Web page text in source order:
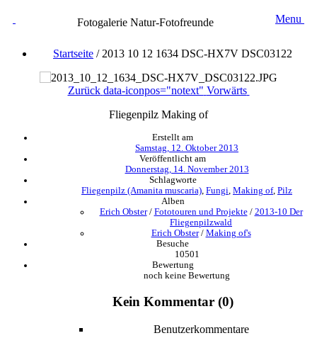
Fotogalerie Natur-Fotofreunde Menu
Startseite / 2013 10 12 1634 DSC-HX7V DSC03122
Zurück data-iconpos="notext" Vorwärts
Fliegenpilz Making of
Erstellt am
Samstag, 12. Oktober 2013
Veröffentlicht am
Donnerstag, 14. November 2013
Schlagworte
Fliegenpilz (Amanita muscaria) Fungi Making of, Pilz
Alben
Erich Obster/ Fototouren und Projekte/ 2013-10 Der
Fliegenpilzwald
Erich Obster/ Making of's
Besuche
10501
Bewertung
noch keine Bewertung
Kein Kommentar (0)
Benutzerkommentare